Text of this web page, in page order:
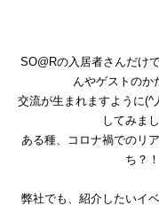
SO@Rの入居者さんだけ
んやゲストのか
交流が生まれますように(^
してみま
ある種、コロナ禍でのリ
ち？！
弊社でも、紹介したいイ